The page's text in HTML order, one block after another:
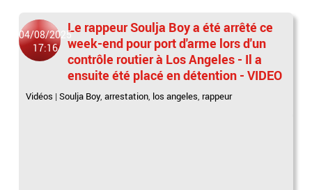
04/08/2025
17:16
Le rappeur Soulja Boy a été arrêté ce
week-end pour port d'arme lors d'un
contrôle routier à Los Angeles - Il a
ensuite été placé en détention - VIDEO
Vidéos |Soulja Boy,arrestation, los angeles, rappeur